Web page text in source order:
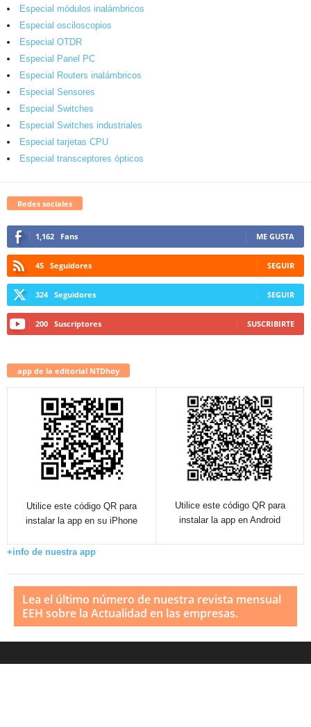
Especial módulos inalámbricos
Especial osciloscopios
Especial OTDR
Especial Panel PC
Especial Routers inalámbricos
Especial Sensores
Especial Switches
Especial Switches industriales
Especial tarjetas CPU
Especial transceptores ópticos
Redes sociales
1,162 Fans ME GUSTA
45 Seguidores SEGUIR
324 Seguidores SEGUIR
200 Suscriptores SUSCRIBIRTE
app de la editorial NTDhoy
Utilice este código QR para
instalar la app en su iPhone
Utilice este código QR para
instalar la app en Android
+info de nuestra app
Lea el último número de nuestra revista mensual
EEH sobre la Actualidad en las empresas.